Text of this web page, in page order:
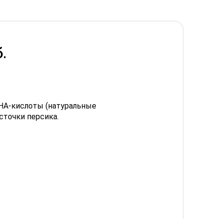
кислоты (натуральные
персика.